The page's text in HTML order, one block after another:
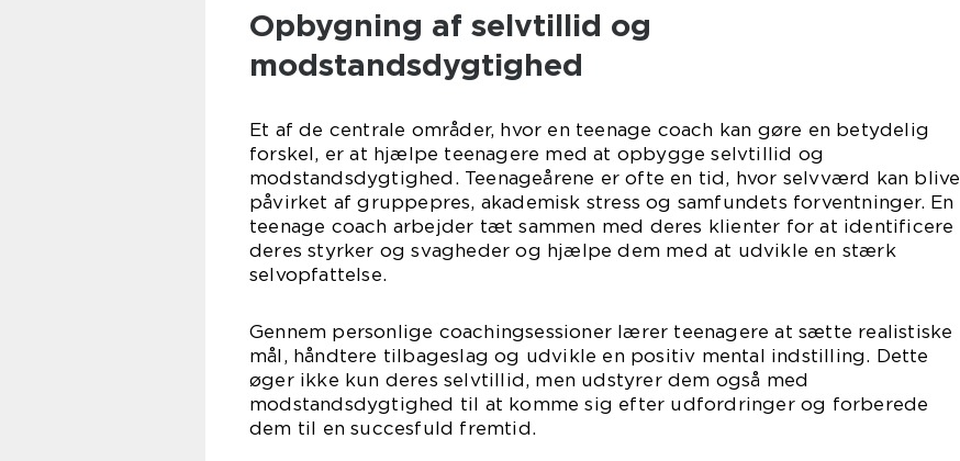
Opbygning af selvtillid og
modstandsdygtighed
Et af de centrale områder, hvor en teenage coach kan gøre en betydelig
forskel, er at hjælpe teenagere med at opbygge selvtillid og
modstandsdygtighed. Teenageårene er ofte en tid, hvor selvværd kan blive
påvirket af gruppepres, akademisk stress og samfundets forventninger. En
teenage coach arbejder tæt sammen med deres klienter for at identificere
deres styrker og svagheder og hjælpe dem med at udvikle en stærk
selvopfattelse.
Gennem personlige coachingsessioner lærer teenagere at sætte realistiske
mål, håndtere tilbageslag og udvikle en positiv mental indstilling. Dette
øger ikke kun deres selvtillid, men udstyrer dem også med
modstandsdygtighed til at komme sig efter udfordringer og forberede
dem til en succesfuld fremtid.